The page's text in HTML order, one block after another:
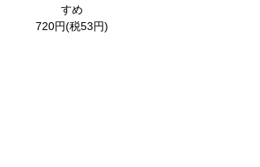
すめ
720円(税53円)